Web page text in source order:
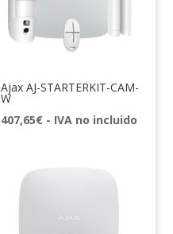
Ajax AJ-STARTERKIT-CAM-
W
407,65€ - IVA no incluido